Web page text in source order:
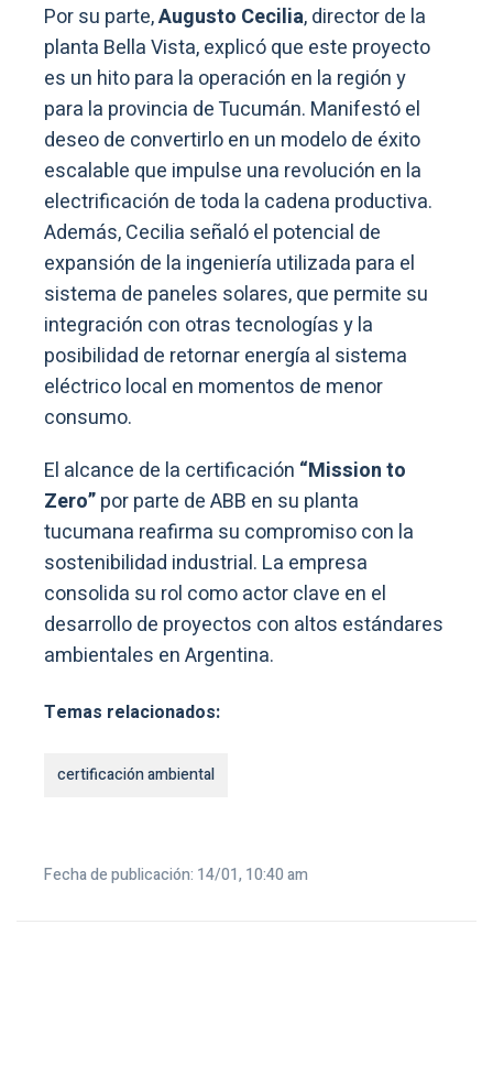
Por su parte,Augusto Cecilia, director de la
planta Bella Vista, explicó que este proyecto
es un hito para la operación en la región y
para la provincia de Tucumán. Manifestó el
deseo de convertirlo en un modelo de éxito
escalable que impulse una revolución en la
electrificación de toda la cadena productiva.
Además, Cecilia señaló el potencial de
expansión de la ingeniería utilizada para el
sistema de paneles solares, que permite su
integración con otras tecnologías y la
posibilidad de retornar energía al sistema
eléctrico local en momentos de menor
consumo.
El alcance de la certificación “Mission to
Zero”por parte de ABB en su planta
tucumana reafirma su compromiso con la
sostenibilidad industrial. La empresa
consolida su rol como actor clave en el
desarrollo de proyectos con altos estándares
ambientales en Argentina.
Temas relacionados:
certificación ambiental
Fecha de publicación: 14/01, 10:40 am